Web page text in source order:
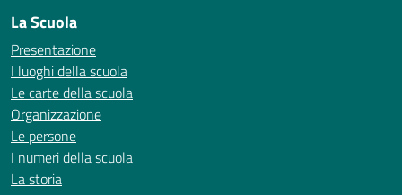
La Scuola
Presentazione
I luoghi della scuola
Le carte della scuola
Organizzazione
Le persone
I numeri della scuola
La storia